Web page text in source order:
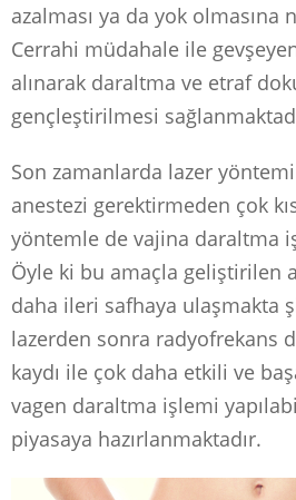
azalması ya da yok olmasına
Cerrahi müdahale ile
alınarak daraltma ve etraf
gençleştirilmesi
Son zamanlarda lazer
anestezi gerektirmeden çok
yöntemle de vajina daraltma
Öyle ki bu amaçla geliştirilen
daha ileri safhaya ulaşmakta
lazerden sonra radyofrekans
kaydı ile çok daha etkili ve
vagen daraltma işlemi
piyasaya hazırlanmaktadır.